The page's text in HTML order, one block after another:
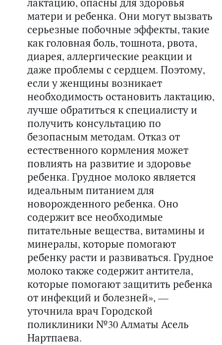
матери и ребенка. Они могут вызвать
серьезные побочные эффекты, такие
как головная боль, тошнота, рвота,
диарея, аллергические реакции и
даже проблемы с сердцем. Поэтому,
если у женщины возникает
необходимость остановить лактацию,
лучше обратиться к специалисту и
получить консультацию по
безопасным методам. Отказ от
естественного кормления может
повлиять на развитие и здоровье
ребенка. Грудное молоко является
идеальным питанием для
новорожденного ребенка. Оно
содержит все необходимые
питательные вещества, витамины и
минералы, которые помогают
ребенку расти и развиваться. Грудное
молоко также содержит антитела,
которые помогают защитить ребенка
от инфекций и болезней», —
уточнила врач Городской
поликлиники №30 Алматы Асель
Нартпаева.